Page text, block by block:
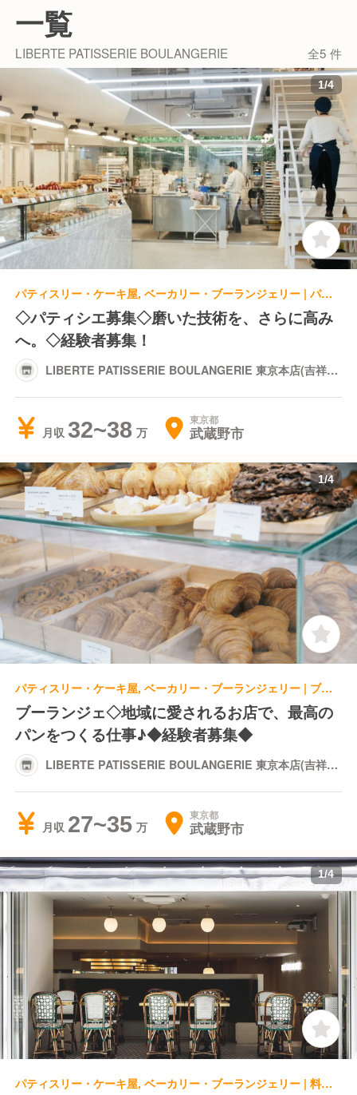
フランスイズニー社の発酵バター
ヴァローナ社のショコラ
カカオバリーのチョコレート
マダガスカル産ヴァニラビーンズ
ゲランド社の塩
北海道産クリームチーズ
アンベール社の栗
一覧
LIBERTE PATISSERIE BOULANGERIE 全5 件
1/4
パティスリー・ケーキ屋, ベーカリー・ブーランジェリー | パティシエ
◇パティシエ募集◇磨いた技術を、さらに高み
へ。◇経験者募集！
LIBERTE PATISSERIE BOULANGERIE 東京本店(吉祥
月収 32~38 東京都
武蔵野市
1/4
パティスリー・ケーキ屋, ベーカリー・ブーランジェリー | ブーランジェ・ベーカー
ブーランジェ◇地域に愛されるお店で、最高の
パンをつくる仕事♪◆経験者募集◆
LIBERTE PATISSERIE BOULANGERIE 東京本店(吉祥
月収 27~35 東京都
武蔵野市
1/4
パティスリー・ケーキ屋, ベーカリー・ブーランジェリー | 料理長・料理長候補